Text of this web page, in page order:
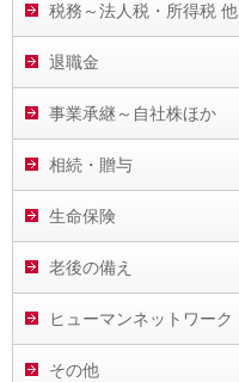
税務～法人税・所得税 他
退職金
事業承継～自社株ほか
相続・贈与
生命保険
老後の備え
ヒューマンネットワーク
その他